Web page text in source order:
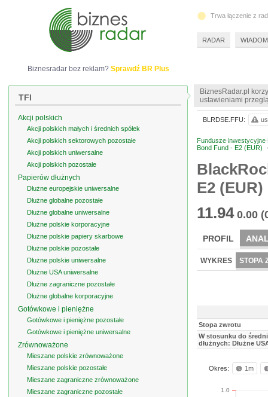
BiznesRadar.pl
ustawieniami
Fundusze inwestycyjne
Bond Fund - E2 (EUR)
E2 (EUR)
11.94 0.00
PROFIL
WYKRES STOPA
Stopa zwrotu
W stosunku do
dłużnych: Dłużne
Okres: 1m
1.0
BLRDSE.FFU:
Biznesradar bez reklam? Sprawdź BR Plus
TFI
Akcji polskich
Akcji polskich małych i średnich spółek
Akcji polskich sektorowych pozostałe
Akcji polskich uniwersalne
Akcji polskich pozostałe
Papierów dłużnych
Dłużne europejskie uniwersalne
Dłużne globalne pozostałe
Dłużne globalne uniwersalne
Dłużne polskie korporacyjne
Dłużne polskie papiery skarbowe
Dłużne polskie pozostałe
Dłużne polskie uniwersalne
Dłużne USA uniwersalne
Dłużne zagraniczne pozostałe
Dłużne globalne korporacyjne
Gotówkowe i pieniężne
Gotówkowe i pieniężne pozostałe
Gotówkowe i pieniężne uniwersalne
Zrównoważone
Mieszane polskie zrównoważone
Mieszane polskie pozostałe
Mieszane zagraniczne zrównoważone
Mieszane zagraniczne pozostałe
Trwa łączenie z
RADAR